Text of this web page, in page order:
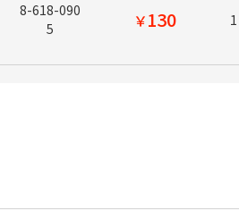
8-618-090
5
￥130 1